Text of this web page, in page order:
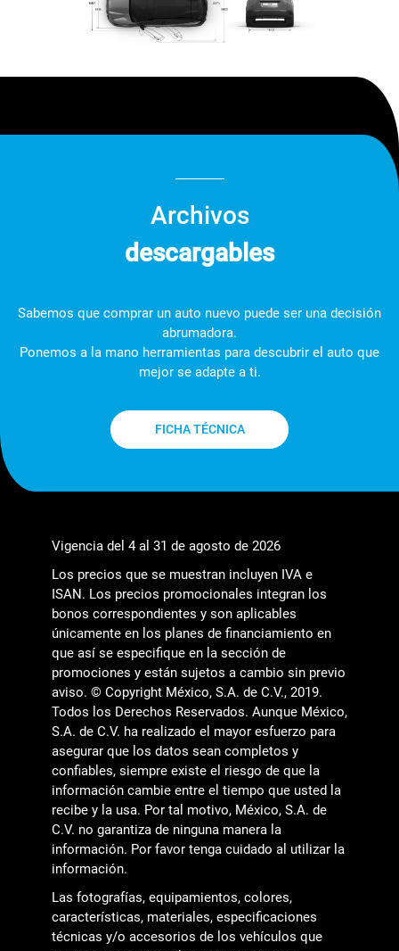
Archivos
descargables
Sabemos que comprar un auto nuevo puede ser una decisión
abrumadora.
Ponemos a la mano herramientas para descubrir el auto que
mejor se adapte a ti.
FICHA TÉCNICA
Vigencia del 4 al 31 de agosto de 2026
Los precios que se muestran incluyen IVA e
ISAN. Los precios promocionales integran los
bonos correspondientes y son aplicables
únicamente en los planes de financiamiento en
que así se especifique en la sección de
promociones y están sujetos a cambio sin previo
aviso. © Copyright México, S.A. de C.V., 2019.
Todos los Derechos Reservados. Aunque México,
S.A. de C.V. ha realizado el mayor esfuerzo para
asegurar que los datos sean completos y
confiables, siempre existe el riesgo de que la
información cambie entre el tiempo que usted la
recibe y la usa. Por tal motivo, México, S.A. de
C.V. no garantiza de ninguna manera la
información. Por favor tenga cuidado al utilizar la
información.
Las fotografías, equipamientos, colores,
características, materiales, especificaciones
técnicas y/o accesorios de los vehículos que